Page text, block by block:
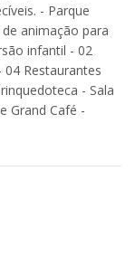
- Parque
animação para
infantil - 02
04 Restaurantes
- Sala
Grand Café -